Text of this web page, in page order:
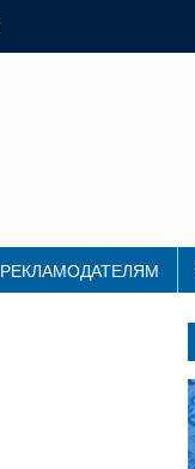
РЕКЛАМОДАТЕЛЯМ